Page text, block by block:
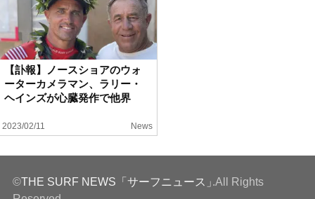
【訃報】ノースショアのウォ
ーターカメラマン、ラリー・
ヘインズが心臓発作で他界
2023/02/11 News
©THE SURF NEWS「サーフニュース」.All Rights
S.ONE ショート＆ロング開幕戦・現地リポート（高
橋みなと）
ニュース
特集
試合